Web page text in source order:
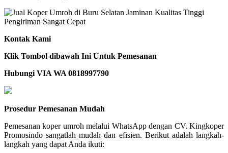
Kontak Kami
Klik Tombol dibawah Ini Untuk Pemesanan
Hubungi VIA WA 0818997790
Prosedur Pemesanan Mudah
Pemesanan koper umroh melalui WhatsApp dengan CV. Kingkoper
Promosindo sangatlah mudah dan efisien. Berikut adalah langkah-
langkah yang dapat Anda ikuti: